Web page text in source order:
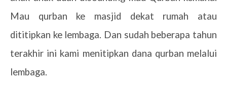
Mau qurban ke masjid dekat rumah atau
dititipkan ke lembaga. Dan sudah beberapa tahun
terakhir ini kami menitipkan dana qurban melalui
lembaga.